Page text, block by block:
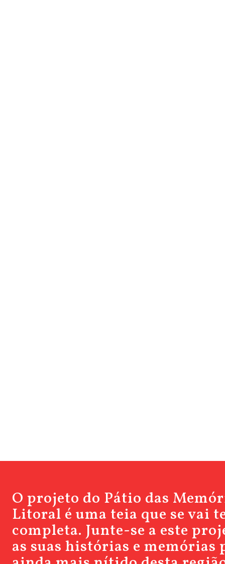
O projeto do Pátio das
Litoral é uma teia que se vai
completa. Junte-se a este
as suas histórias e